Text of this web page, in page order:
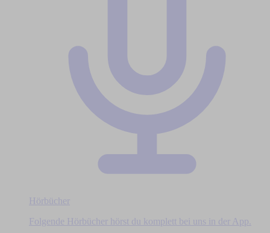
Hörbücher
Folgende Hörbücher hörst du komplett bei uns in der App.